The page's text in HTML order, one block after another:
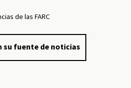
de las FARC
su fuente de noticias